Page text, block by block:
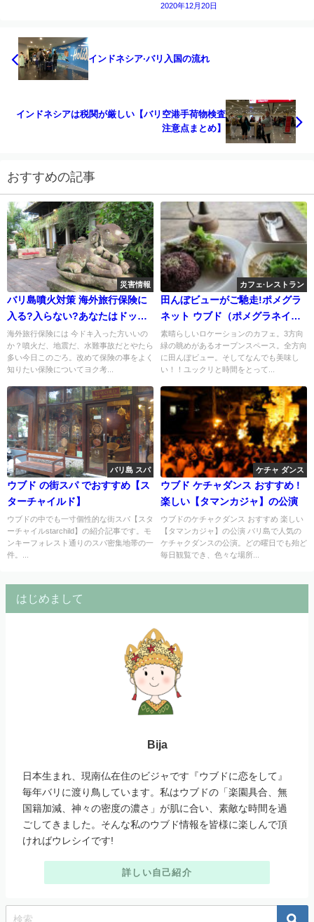
2020年12月20日
インドネシア·バリ入国の流れ
インドネシアは税関が厳しい【バリ空港手荷物検査
注意点まとめ】
おすすめの記事
災害情報
バリ島噴火対策 海外旅行保険に
入る?入らない?あなたはドッチ
派
海外旅行保険には 今ドキ入った方いいの
か？噴火だ、地震だ、水難事故だとやたら
多い今日このごろ。改めて保険の事をよく
知りたい保険についてヨク考...
カフェ·レストラン
田んぼビューがご馳走!ポメグラ
ネット ウブド（ポメグラネイ
ト）
素晴らしいロケーションのカフェ。3方向
緑の眺めがあるオープンスペース。全方向
に田んぼビュー。そしてなんでも美味し
い！！ユックリと時間をとって...
バリ島 スパ
ウブド の街スパ でおすすめ【ス
ターチャイルド】
ウブドの中でも一寸個性的な街スパ【スタ
ーチャイルstarchild】の紹介記事です。モ
ンキーフォレスト通りのスパ密集地帯の一
件。...
ケチャ ダンス
ウブド ケチャダンス おすすめ !
楽しい【タマンカジャ】の公演
ウブドのケチャクダンス おすすめ 楽しい
【タマンカジャ】の公演 バリ島で人気の
ケチャクダンスの公演。どの曜日でも殆ど
毎日観覧でき、色々な場所...
はじめまして
Bija
日本生まれ、現南仏在住のビジャです『ウブドに恋をして』
毎年バリに渡り鳥しています。私はウブドの「楽園具合、無
国籍加減、神々の密度の濃さ」が肌に合い、素敵な時間を過
ごしてきました。そんな私のウブド情報を皆様に楽しんで頂
ければウレシイです!
詳しい自己紹介